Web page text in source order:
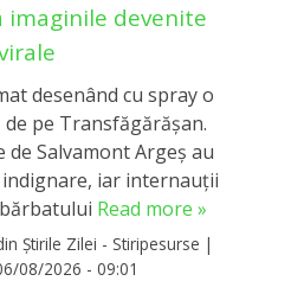
devenite
desenând cu spray o
pe Transfăgărășan.
Salvamont Argeș au
iar internauții
Read more »
Știrile Zilei - Stiripesurse |
08/2026 - 09:01